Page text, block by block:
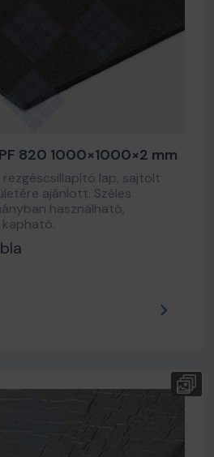
820 1000×1000×2 mm
lap, sajtolt
ajánlott. Széles
használható,